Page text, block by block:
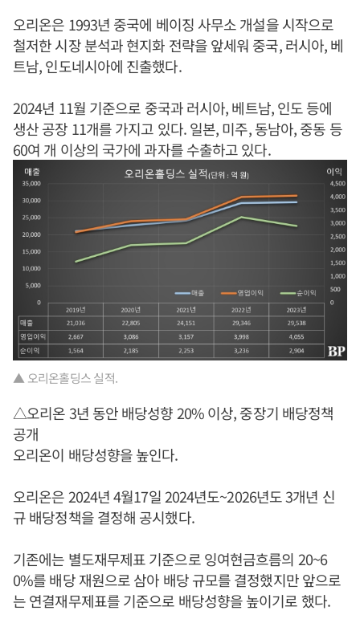
오리온은 1993년 중국에 베이징 사무소 개설을 시작으로
철저한 시장 분석과 현지화 전략을 앞세워 중국, 러시아, 베
트남, 인도네시아에 진출했다.
2024년 11월 기준으로 중국과 러시아, 베트남, 인도 등에
생산 공장 11개를 가지고 있다. 일본, 미주, 동남아, 중동 등
60여 개 이상의 국가에 과자를 수출하고 있다.
▲ 오리온홀딩스 실적.
△오리온 3년 동안 배당성향 20% 이상, 중장기 배당정책
공개
오리온이 배당성향을 높인다.
오리온은 2024년 4월17일 2024년도~2026년도 3개년 신
규 배당정책을 결정해 공시했다.
기존에는 별도재무제표 기준으로 잉여현금흐름의 20~6
0%를 배당 재원으로 삼아 배당 규모를 결정했지만 앞으로
는 연결재무제표를 기준으로 배당성향을 높이기로 했다.